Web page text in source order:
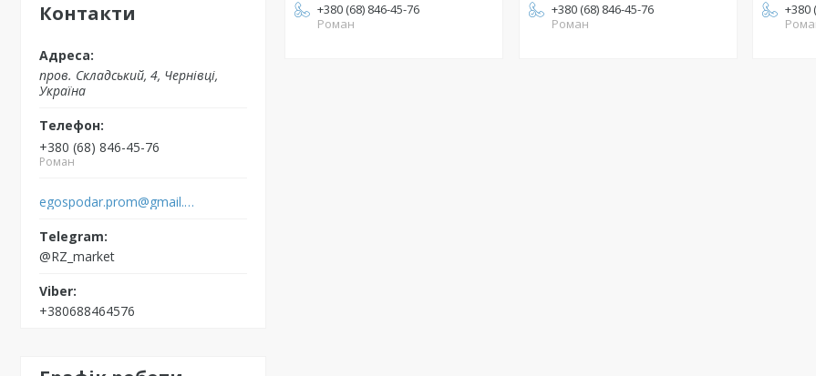
Контакти
пров. Складський, 4, Чернівці,
Україна
+380 (68) 846-45-76
Роман
egospodar.prom@gmail.com
@RZ_market
+380688464576
+380 (68) 846-45-76
Роман
+380 (68) 846-45-76
Роман
+380